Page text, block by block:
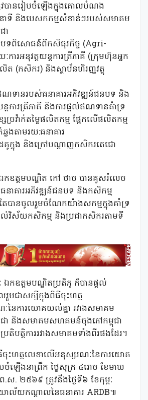
វបានរៀបចំឡើងក្នុងគោលបំណង
នាទី និងបេសកកម្មសំខាន់ៗរបស់សមាគម
ោ
បទពិសោធន៍ពីកសិធុរកិច្ច (Agri-
ការអនុវត្តយន្តការត្រីភាគី (ក្រុមហ៊ុនអ្នក
(កសិករ) និងស្ថាប័នហិរញ្ញវត្ថុ
ានរបស់ធនាគារអភិវឌ្ឍន៍ជនបទ និង
ការត្រីភាគី និងការផ្តល់ឥណទានគំាទ្រ
ច្រវ៉ាក់តម្លៃផលិតកម្ម​ ផ្អែកលេីផលិតកម្ម​
ងតាមរយ:ធនាគារ
ៃគូក្នុង និងក្រៅបណ្តាញកសិករតេជោ
ឯកឧត្តមបណ្ឌិត កៅ ថាច បានគូសរំលេច
ាគារអភិវឌ្ឍន៍ជនបទ និងកសិកម្ម
ែ​បានចូលរួមចំណែកយ៉ាងសកម្មក្នុងគាំទ្រ
ដល់វិស័យកសិកម្ម និងប្រជាកសិករតាមទី
ឯកឧត្ដមបណ្ឌិតប្រតិភូ ក៏បានផ្តល់
មជាសក្សីក្នុងពិធីចុះហត្ថ
នៃការយោគយល់គ្នា រវាងសមាគម
ោ និងសមាគមសហគមន៍ចុងភៅកម្ពុជា
តិបត្តិការរវាងសមាគមទាំងពីរផងដែរ។
ះហត្ថលេខាលើអនុស្សរណៈនៃការយោគ
ចំឡើងនាព្រឹក ថ្ងៃសុក្រ ៤រោច ខែមាឃ
.ស. ២៥៦៩ ត្រូវនឹងថ្ងៃទី៦ ខែកុម្ភៈ
ាល័យកណ្តាលនៃធនាគារ ARDB៕